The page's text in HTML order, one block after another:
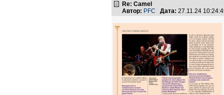
Re: Camel
Автор: PFC Дата: 27.11.24